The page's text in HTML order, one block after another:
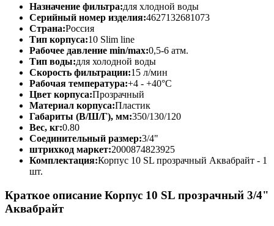
Назначение фильтра:для хлодной воды
Серийный номер изделия:4627132681073
Страна:Россия
Тип корпуса:10 Slim line
Рабочее давление min/max:0,5-6 атм.
Тип воды:для холодной воды
Скорость фильтрации:15 л/мин
Рабочая температура:+4 - +40°C
Цвет корпуса:Прозрачный
Материал корпуса:Пластик
Габариты (В/Ш/Г), мм:350/130/120
Вес, кг:0.80
Соединительный размер:3/4"
штрихкод маркет:2000874823925
Комплектация:Корпус 10 SL прозрачный Аквабрайт - 1
шт.
Краткое описание Корпус 10 SL прозрачный 3/4"
Аквабрайт